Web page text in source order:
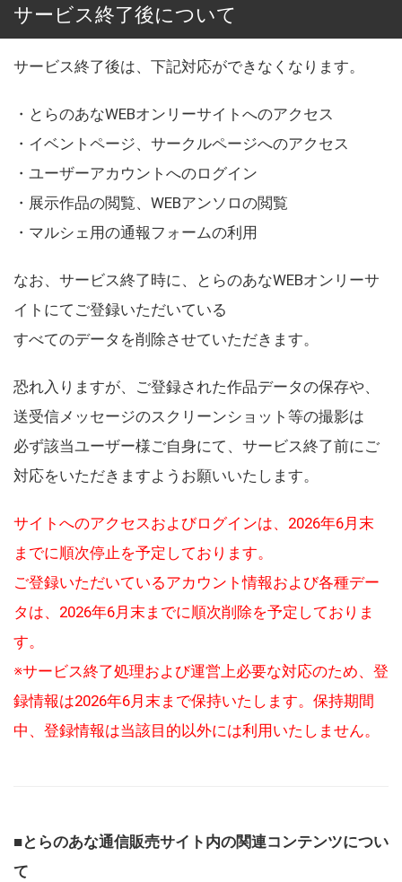
サービス終了後について
サービス終了後は、下記対応ができなくなります。
・とらのあなWEBオンリーサイトへのアクセス
・イベントページ、サークルページへのアクセス
・ユーザーアカウントへのログイン
・展示作品の閲覧、WEBアンソロの閲覧
・マルシェ用の通報フォームの利用
なお、サービス終了時に、とらのあなWEBオンリーサ
イトにてご登録いただいている
すべてのデータを削除させていただきます。
恐れ入りますが、ご登録された作品データの保存や、
送受信メッセージのスクリーンショット等の撮影は
必ず該当ユーザー様ご自身にて、サービス終了前にご
対応をいただきますようお願いいたします。
サイトへのアクセスおよびログインは、2026年6月末
までに順次停止を予定しております。
ご登録いただいているアカウント情報および各種デー
タは、2026年6月末までに順次削除を予定しておりま
す。
※サービス終了処理および運営上必要な対応のため、登
録情報は2026年6月末まで保持いたします。保持期間
中、登録情報は当該目的以外には利用いたしません。
■とらのあな通信販売サイト内の関連コンテンツについ
て